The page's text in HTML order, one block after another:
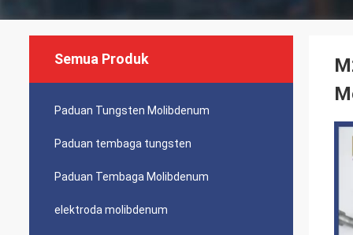
Semua Produk
Paduan Tungsten Molibdenum
Paduan tembaga tungsten
Paduan Tembaga Molibdenum
elektroda molibdenum